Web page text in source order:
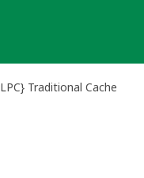
Traditional Cache